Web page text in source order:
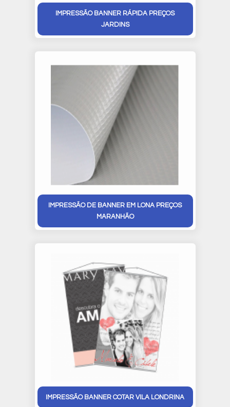
IMPRESSÃO BANNER RÁPIDA PREÇOS
JARDINS
IMPRESSÃO DE BANNER EM LONA PREÇOS
MARANHÃO
IMPRESSÃO BANNER COTAR VILA LONDRINA